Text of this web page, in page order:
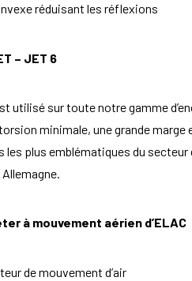
réduisant les réflexions
– JET 6
utilisé sur toute notre gamme
minimale, une grande
les plus emblématiques du
à mouvement aérien d’ELAC
de mouvement d’air